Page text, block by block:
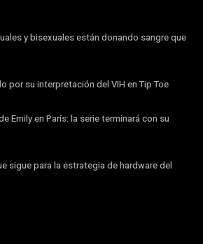
y bisexuales están donando sangre que
por su interpretación del VIH en Tip Toe
Emily en París: la serie terminará con su
sigue para la estrategia de hardware del